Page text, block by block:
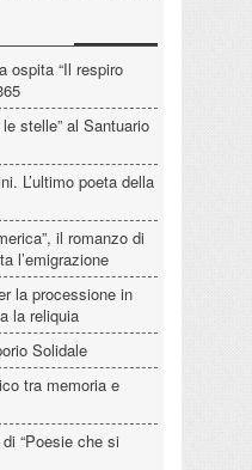
ospita “Il respiro
stelle” al Santuario
L’ultimo poeta della
il romanzo di
l’emigrazione
la processione in
la reliquia
Solidale
tra memoria e
“Poesie che si